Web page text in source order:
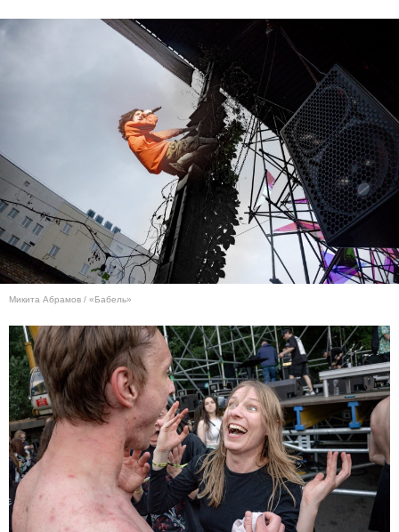
Микита Абрамов / «Бабель»